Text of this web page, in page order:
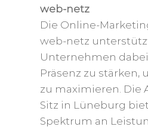
web-netz
Die Online-
web-netz
Unternehmen
Präsenz zu stärken,
zu maximieren. Die
Sitz in Lüneburg
Spektrum an